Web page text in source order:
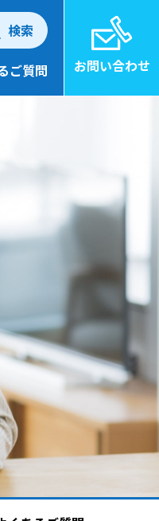
ご質問
検索
お問い合わせ